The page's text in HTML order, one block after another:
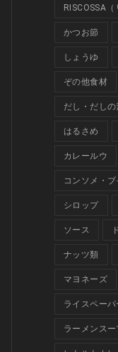
RISCOSSA（
かつお節
しょうゆ
ぞの他食材
だし・だしの
はるさめ
カレールウ
コンソメ・
シロップ
ソース
ナッツ類
マヨネーズ
ライスペーパ
ラーメンスー